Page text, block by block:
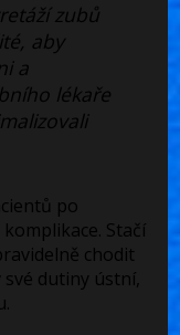
zubů
aby
a
lékaře
po
Stačí
chodit
dutiny ústní,